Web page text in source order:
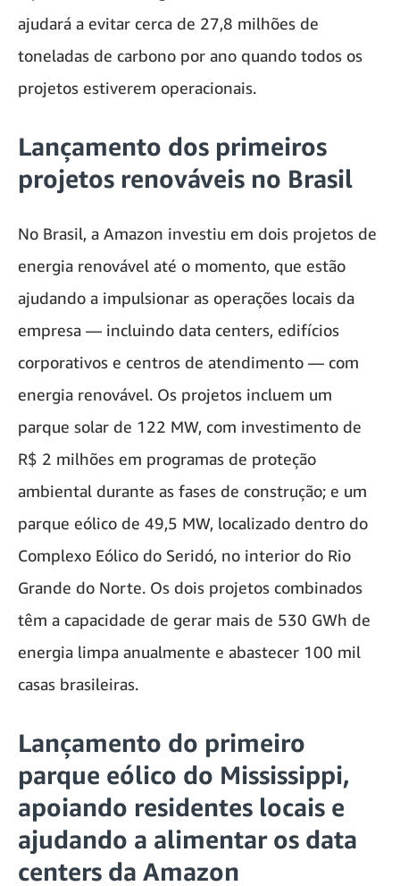
ajudará a evitar cerca de 27,8 milhões de
toneladas de carbono por ano quando todos os
projetos estiverem operacionais.
Lançamento dos primeiros
projetos renováveis no Brasil
No Brasil, a Amazon investiu em dois projetos de
energia renovável até o momento, que estão
ajudando a impulsionar as operações locais da
empresa — incluindo data centers, edifícios
corporativos e centros de atendimento — com
energia renovável. Os projetos incluem um
parque solar de 122 MW, com investimento de
R$ 2 milhões em programas de proteção
ambiental durante as fases de construção; e um
parque eólico de 49,5 MW, localizado dentro do
Complexo Eólico do Seridó, no interior do Rio
Grande do Norte. Os dois projetos combinados
têm a capacidade de gerar mais de 530 GWh de
energia limpa anualmente e abastecer 100 mil
casas brasileiras.
Lançamento do primeiro
parque eólico do Mississippi,
apoiando residentes locais e
ajudando a alimentar os data
centers da Amazon